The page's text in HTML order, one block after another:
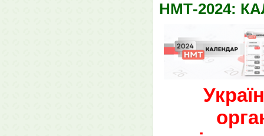
НМТ-2024: